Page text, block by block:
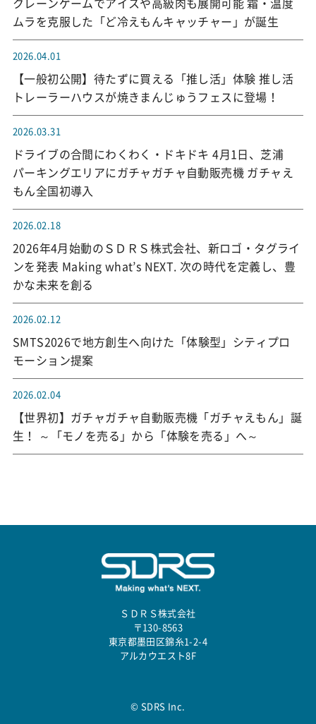
クレーンゲームでアイスや高級肉も展開可能 霜・温度
ムラを克服した「ど冷えもんキャッチャー」が誕生
2026.04.01
【一般初公開】待たずに買える「推し活」体験 推し活
トレーラーハウスが焼きまんじゅうフェスに登場！
2026.03.31
ドライブの合間にわくわく・ドキドキ 4月1日、芝浦
パーキングエリアにガチャガチャ自動販売機 ガチャえ
もん全国初導入
2026.02.18
2026年4月始動のＳＤＲＳ株式会社、新ロゴ・タグライ
ンを発表 Making what’s NEXT. 次の時代を定義し、豊
かな未来を創る
2026.02.12
SMTS2026で地方創生へ向けた「体験型」シティプロ
モーション提案
2026.02.04
【世界初】ガチャガチャ自動販売機「ガチャえもん」誕
生！ ～「モノを売る」から「体験を売る」へ～
ＳＤＲＳ株式会社
〒130-8563
東京都墨田区錦糸1-2-4
アルカウエスト8F
© SDRS Inc.